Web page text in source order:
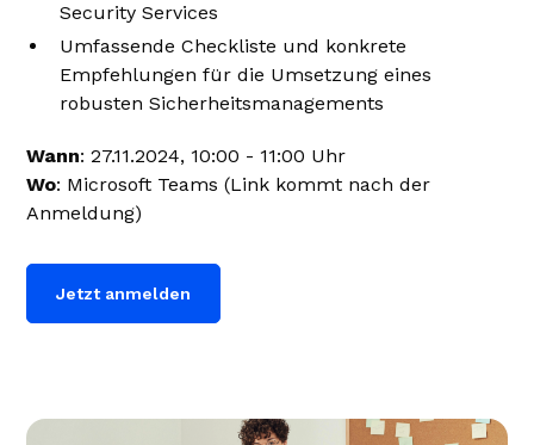
Security Services
Umfassende Checkliste und konkrete
Empfehlungen für die Umsetzung eines
robusten Sicherheitsmanagements
Wann: 27.11.2024, 10:00 - 11:00 Uhr
Wo: Microsoft Teams (Link kommt nach der
Anmeldung)
Jetzt anmelden